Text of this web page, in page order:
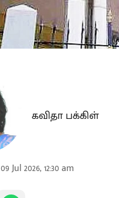
கவிதா பக்கிள்
09 Jul 2026, 12:30 am